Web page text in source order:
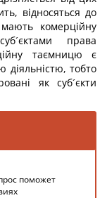
відносяться до
мають комерційну
права
таємницю є
діяльністю, тобто
як суб´єкти
поможет